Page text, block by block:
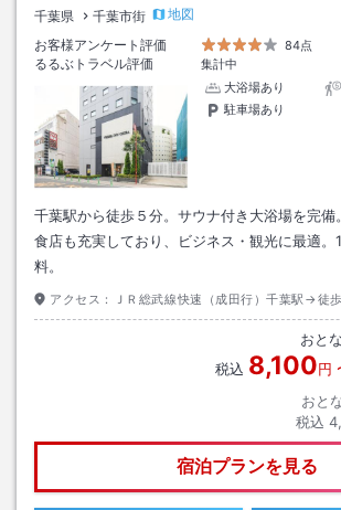
千葉県 千葉市街
地図
お客様アンケート評価
84点
るるぶトラベル評価
集計中
大浴場あり
駐車場あり
千葉駅から徒歩５分。サウナ付き大浴場を完備
食店も充実しており、ビジネス・観光に最適。
料。
アクセス： ＪＲ総武線快速（成田行）千葉駅→徒
おとな
税込 8,100円
おと
税込
宿泊プランを見る